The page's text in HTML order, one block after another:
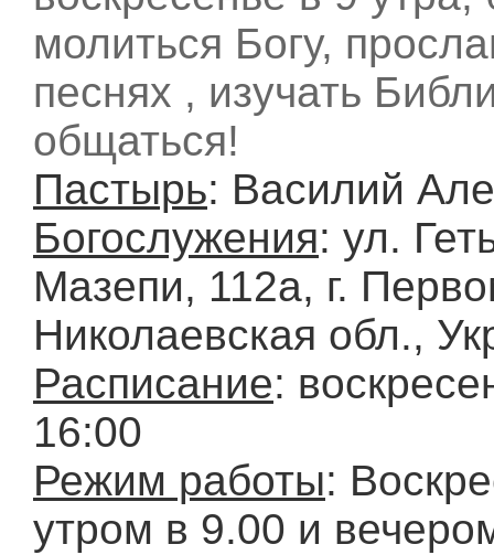
молиться Богу,
песнях , изучать
общаться!
Пастырь: Василий
Богослужения: ул.
Мазепи, 112а, г.
Николаевская обл.,
Расписание:
16:00
Режим работы:
утром в 9.00 и